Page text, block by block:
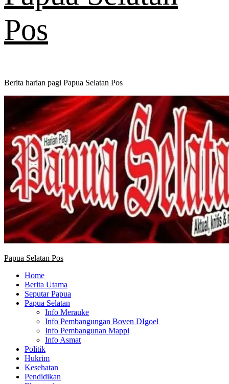
Pos
Berita harian pagi Papua Selatan Pos
Primary
Papua Selatan Pos
Home
Berita Utama
Seputar Papua
Papua Selatan
Info Merauke
Info Pembangungan Boven DIgoel
Info Pembangunan Mappi
Info Asmat
Politik
Hukrim
Kesehatan
Pendidikan